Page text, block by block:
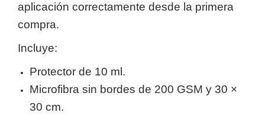
aplicación correctamente desde la primera
compra.
Incluye:
Protector de 10 ml.
Microfibra sin bordes de 200 GSM y 30 ×
30 cm.